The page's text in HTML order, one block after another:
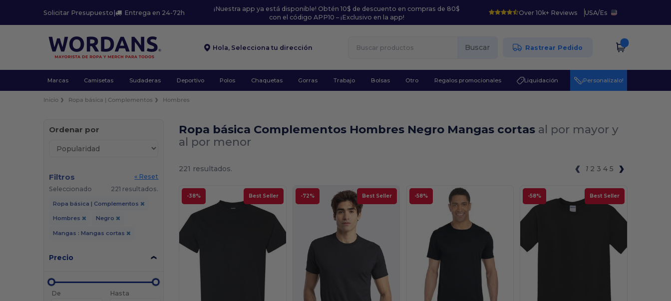
Solicitar Presupuesto | Entrega en 24-72h
¡Nuestra app ya está disponible! Obtén 10$ de descuento en compras de 80$
con el código APP10 – ¡Exclusivo en la app!
Over 10k+ Reviews USA/Es
Hola, Selecciona tu dirección Buscar Rastrear Pedido
Marcas Camisetas Sudaderas Deportivo Polos Chaquetas Gorras Trabajo Bolsas Otro Regalos promocionales Liquidación ¡Personalízalo!
Inicio Ropa básica | Complementos Hombres
Ordenar por
Filtros
« Reset
Seleccionado
221 resultados.
Ropa básica | Complementos
Hombres Negro
Mangas : Mangas cortas
Precio
De
Hasta
Ropa básica Complementos Hombres Negro Mangas cortas al por mayor y
al por menor
221 resultados. 1 2 3 4 5
-38% Best Seller -72% Best Seller -58% -58% Best Seller